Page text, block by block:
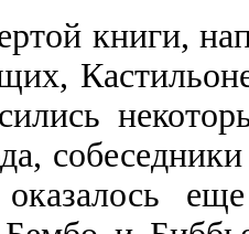
книги,
оказалось